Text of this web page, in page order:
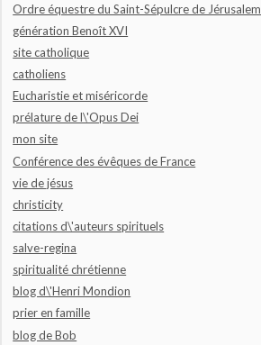
Ordre équestre du Saint-Sépulcre de Jérusalem
génération Benoît XVI
site catholique
catholiens
Eucharistie et miséricorde
prélature de l\'Opus Dei
mon site
Conférence des évêques de France
vie de jésus
christicity
citations d\'auteurs spirituels
salve-regina
spiritualité chrétienne
blog d\'Henri Mondion
prier en famille
blog de Bob